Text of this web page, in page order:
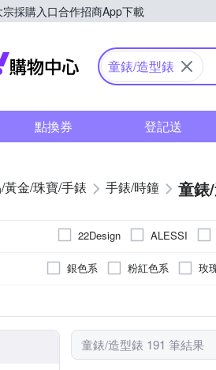
採購入口合作招商App下載
Yahoo購物中心
童錶/造型錶
點換券 登記送
黃金/珠寶/手錶 手錶/時鐘 童錶
22Design
ALESSI
Q&Q
SKMEI 時刻美
銀色系 粉紅色系
玫
童錶/造型錶 191 筆結果